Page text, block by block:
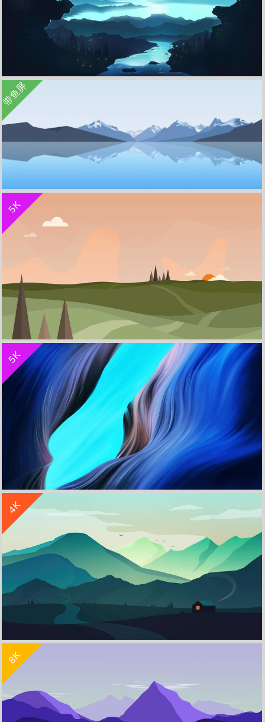
带鱼屏
收 藏
5K
简约风景设计 5k壁纸
5K
彩色峡谷简约风景5k设计壁纸5120x2880
立 即 下 载
收 藏
4K
收 藏
8K